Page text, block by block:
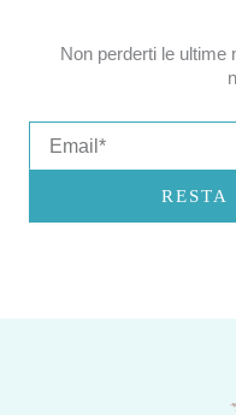
Non perderti le ultime
RESTA